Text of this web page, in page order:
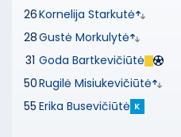
26Kornelija Starkutė
28Gustė Morkulytė
31 Goda Bartkevičiūtė
50Rugilė Misiukevičiūtė
55 Erika Busevičiūtė K